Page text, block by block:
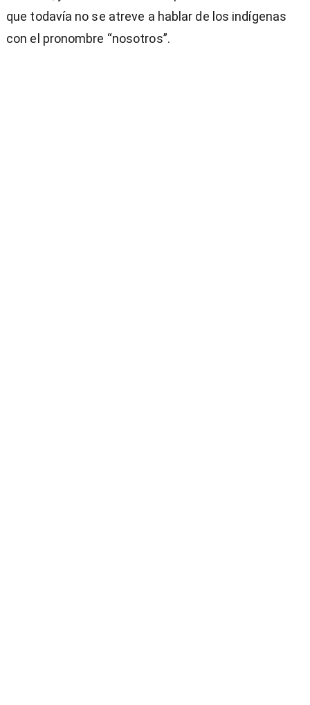
que todavía no se atreve a hablar de los indígenas
con el pronombre “nosotros”.